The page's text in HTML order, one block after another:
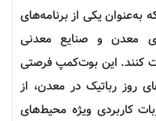
یکی از برنامه‌های
معدن و صنایع معدنی
بوت‌کمپفرصتی
روز رباتیک در معدن، از
کاربردی ویژه محیط‌های